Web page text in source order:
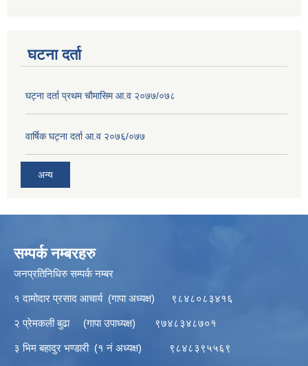
घटना दर्ता
घट्ना दर्ता प्रथम चौमासिम आ.व २०७७/०७८
वार्षिक घट्ना दर्ता आ.व २०७६/०७७
अन्य
सम्पर्क नम्बरहरु
जनप्रतिनिधिरु सम्पर्क नम्बर
१ दामोदार प्रसाद आचार्य (गापा अध्यक्ष) ९८४८०८३४१६
२ प्रेमकली बुढा (गापा उपाध्यक्ष) ९७४८३४८७०१
३ भिम बहादुर भण्डारी (१ नं अध्यक्ष) ९८४८३९५५६९